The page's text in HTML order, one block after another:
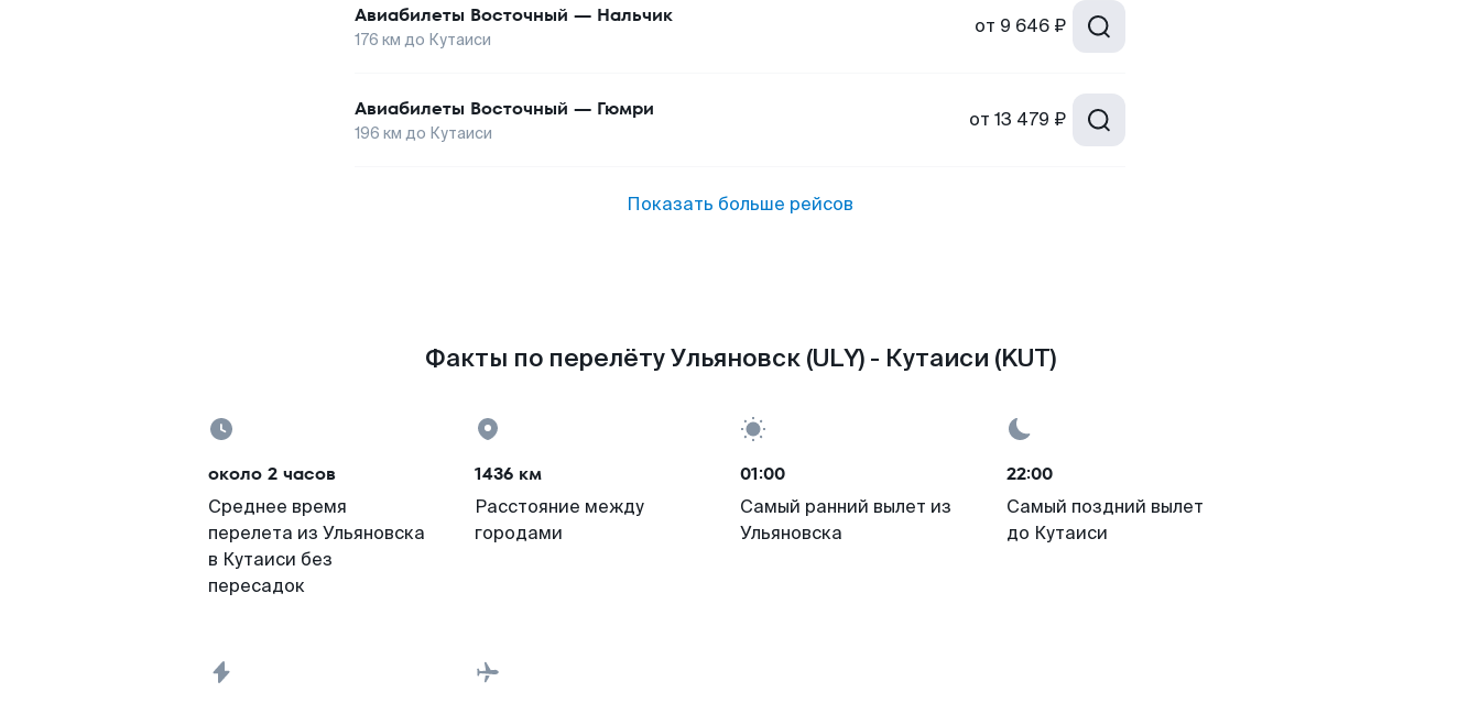
Авиабилеты Восточный — Нальчик
176 км до Кутаиси
от 9 646 ₽
Авиабилеты Восточный — Гюмри
196 км до Кутаиси
от 13 479 ₽
Показать больше рейсов
Факты по перелёту Ульяновск (ULY) - Кутаиси (KUT)
около 2 часов
Среднее время
перелета из Ульяновска
в Кутаиси без
пересадок
1436 км
Расстояние между
городами
01:00
Самый ранний вылет из
Ульяновска
22:00
Самый поздний вылет
до Кутаиси